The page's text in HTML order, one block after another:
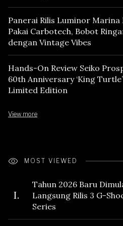
Panerai Rilis Luminor Marina
Pakai Carbotech, Bobot
dengan Vintage Vibes
Hands-On Review Seiko
60th Anniversary ‘King
Limited Edition
View more
MOST VIEWED
I.
Tahun 2026 Baru
Langsung Rilis 3 G-
Series